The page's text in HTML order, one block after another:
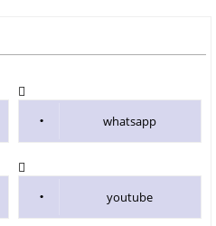
whatsapp
youtube